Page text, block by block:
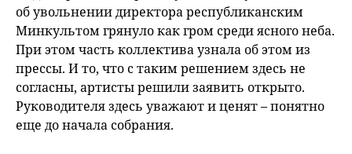
об увольнении директора республиканским
Минкультом грянуло как гром среди ясного неба.
При этом часть коллектива узнала об этом из
прессы. И то, что с таким решением здесь не
согласны, артисты решили заявить открыто.
Руководителя здесь уважают и ценят – понятно
еще до начала собрания.